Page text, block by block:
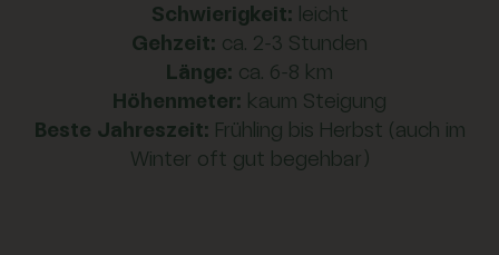
Schwierigkeit: leicht
Gehzeit: ca. 2–3 Stunden
Länge: ca. 6–8 km
Höhenmeter: kaum Steigung
Beste Jahreszeit: Frühling bis Herbst (auch im
Winter oft gut begehbar)